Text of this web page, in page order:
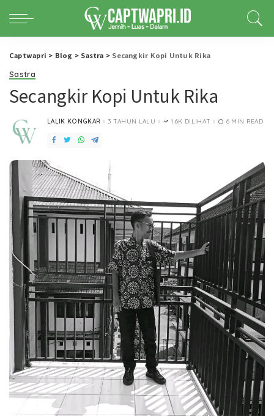
Captwapri > Blog > Sastra > Secangkir Kopi Untuk Rika
Sastra
Secangkir Kopi Untuk Rika
POSTED
LALIK KONGKAR 3 TAHUN LALU 1.6K DILIHAT 6 MIN READ